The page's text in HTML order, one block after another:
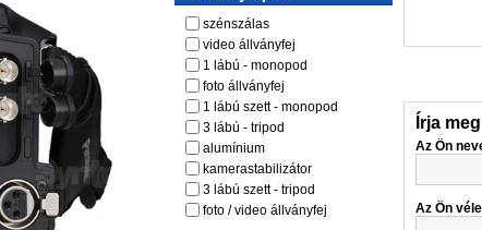
szénszálas
video állványfej
1 lábú - monopod
foto állványfej
1 lábú szett - monopod
3 lábú - tripod
alumínium
kamerastabilizátor
3 lábú szett - tripod
foto / video állványfej
Írja
Az Ön
Az Ön